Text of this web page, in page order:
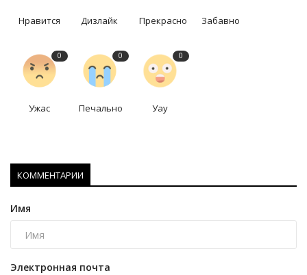
Нравится Дизлайк Прекрасно Забавно
0
Ужас
0
Печально
0
Уау
КОММЕНТАРИИ
Имя
Электронная почта